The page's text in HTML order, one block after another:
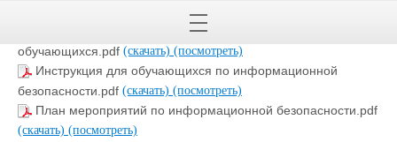
(скачать)
Приказ О назначении ответсвенных за ПД работников и
обучающихся.pdf (скачать) (посмотреть)
Инструкция для обучающихся по информационной
безопасности.pdf (скачать) (посмотреть)
План мероприятий по информационной безопасности.pdf
(скачать) (посмотреть)